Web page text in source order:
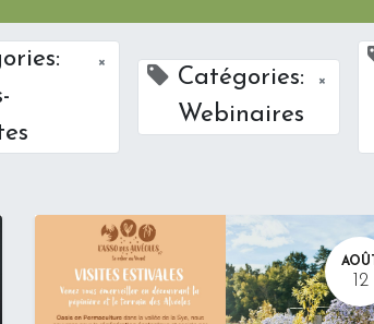
×
Catégories:
Webinaires
×
AOÛT
12